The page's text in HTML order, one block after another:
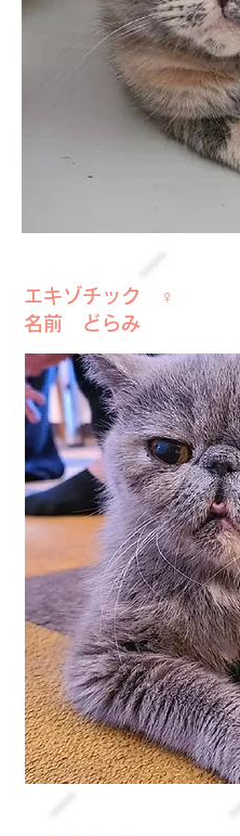
エキゾチック ♀
名前 どらみ